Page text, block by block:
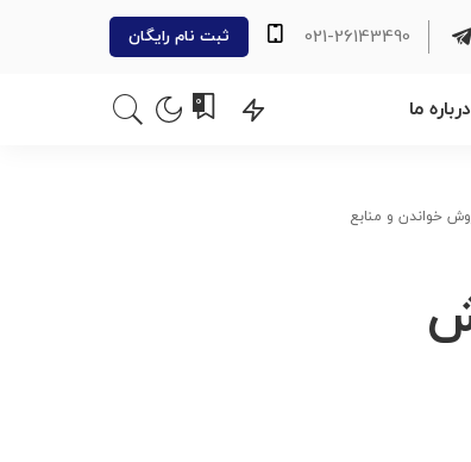
021-26143490 ثبت نام رایگان
درباره ما 0